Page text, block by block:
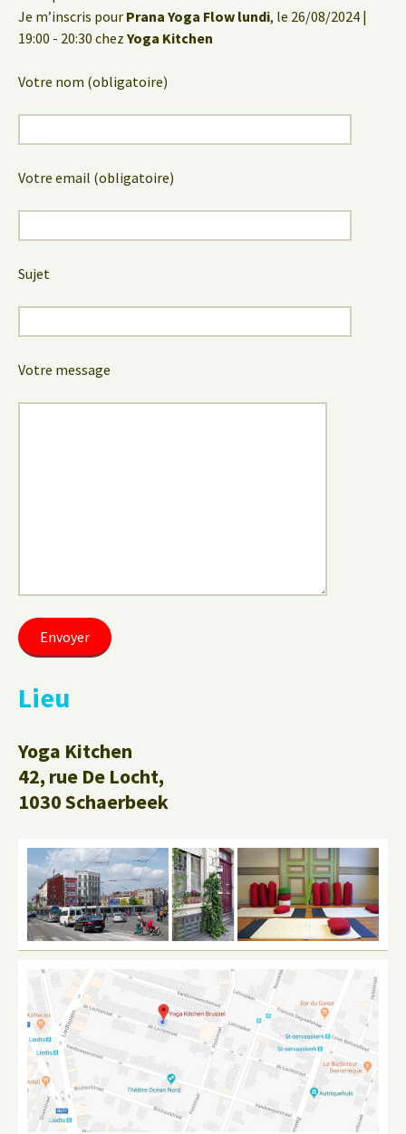
Je m’inscris pour Prana Yoga Flow lundi, le 26/08/2024 |
19:00 - 20:30 chez Yoga Kitchen
Votre nom (obligatoire)
Votre email (obligatoire)
Sujet
Votre message
Lieu
Yoga Kitchen
42, rue De Locht,
1030 Schaerbeek